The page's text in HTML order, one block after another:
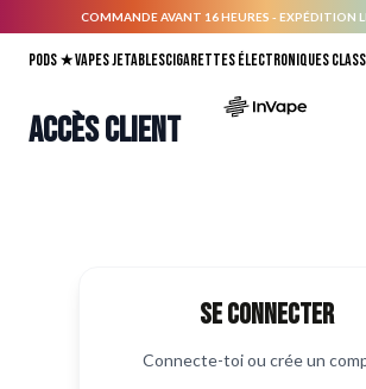
COMMANDE AVANT 16 HEURES - EXPÉDITION
Pods ★Vapes jetablesCigarettes électroniques
Accès client
Se connecter
Connecte-toi ou crée un